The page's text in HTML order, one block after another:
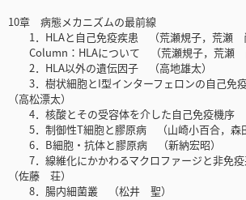
10章 病態メカニズムの最前線
1．HLAと自己免疫疾患 （荒瀬規子，荒瀬
Column：HLAについて （荒瀬規子，荒瀬
2．HLA以外の遺伝因子 （高地雄太）
3．樹状細胞とI型インターフェロンの自己免
（高松漂太）
4．核酸とその受容体を介した自己免疫機序
5．制御性T細胞と膠原病 （山崎小百合，森田
6．B細胞・抗体と膠原病 （新納宏昭）
7．線維化にかかわるマクロファージと非免
（佐藤 荘）
8．腸内細菌叢 （松井 聖）